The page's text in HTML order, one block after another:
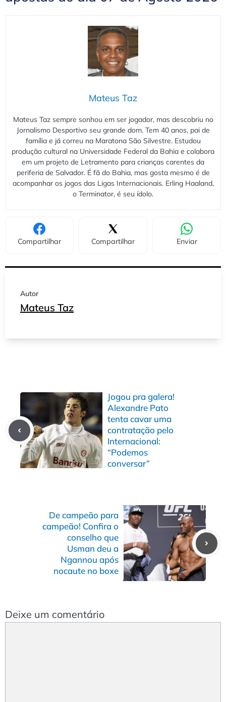
Mateus Taz
Mateus Taz sempre sonhou em ser jogador, mas descobriu no
Jornalismo Desportivo seu grande dom. Tem 40 anos, pai de
família e já correu na Maratona São Silvestre. Estudou
produção cultural na Universidade Federal da Bahia e colabora
em um projeto de Letramento para crianças carentes da
periferia de Salvador. É fã do Bahia, mas gosta mesmo é de
acompanhar os jogos das Ligas Internacionais. Erling Haaland,
o Terminator, é seu ídolo.
Compartilhar Compartilhar Enviar
Autor
Mateus Taz
Jogou pra galera!
Alexandre Pato
tenta cavar uma
contratação pelo
Internacional:
“Podemos
conversar”
De campeão para
campeão! Confira o
conselho que
Usman deu a
Ngannou após
nocaute no boxe
Deixe um comentário